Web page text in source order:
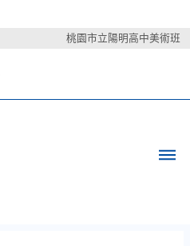
桃園市立陽明高中美術班